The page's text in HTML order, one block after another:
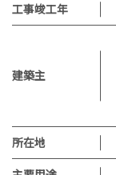
工事竣工年
建築主
所在地